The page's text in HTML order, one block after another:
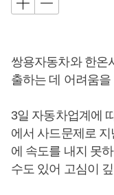
쌍용자동차와 한온
출하는 데 어려움
3일 자동차업계에
에서 사드문제로
에 속도를 내지 못
수도 있어 고심이